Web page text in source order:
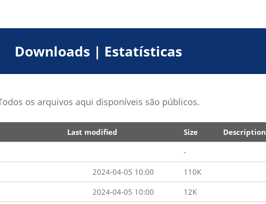
Downloads | Estatísticas
os arquivos aqui disponíveis são públicos.
Last modified Size Description
-
2024-04-05 10:00 110K
2024-04-05 10:00 12K